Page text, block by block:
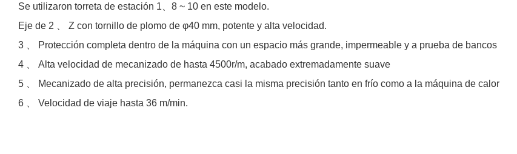
Se utilizaron torreta de estación 1、8 ~ 10 en este modelo.
Eje de 2 、 Z con tornillo de plomo de φ40 mm, potente y alta velocidad.
3 、 Protección completa dentro de la máquina con un espacio más grande, impermeable y a prueba de bancos
4 、 Alta velocidad de mecanizado de hasta 4500r/m, acabado extremadamente suave
5 、 Mecanizado de alta precisión, permanezca casi la misma precisión tanto en frío como a la máquina de calor
6 、 Velocidad de viaje hasta 36 m/min.